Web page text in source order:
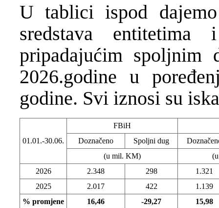
U tablici ispod
sredstava
pripadajućim spoljnim
2026.godine u
godine. Svi iznosi su
01.01.-30.06.
FBiH
Doznačeno
Spoljni dug
(u mil. KM)
2026
2.348 298
1.321
2025
2.017 422
1.139
% promjene
16,46 -29,27 15,98